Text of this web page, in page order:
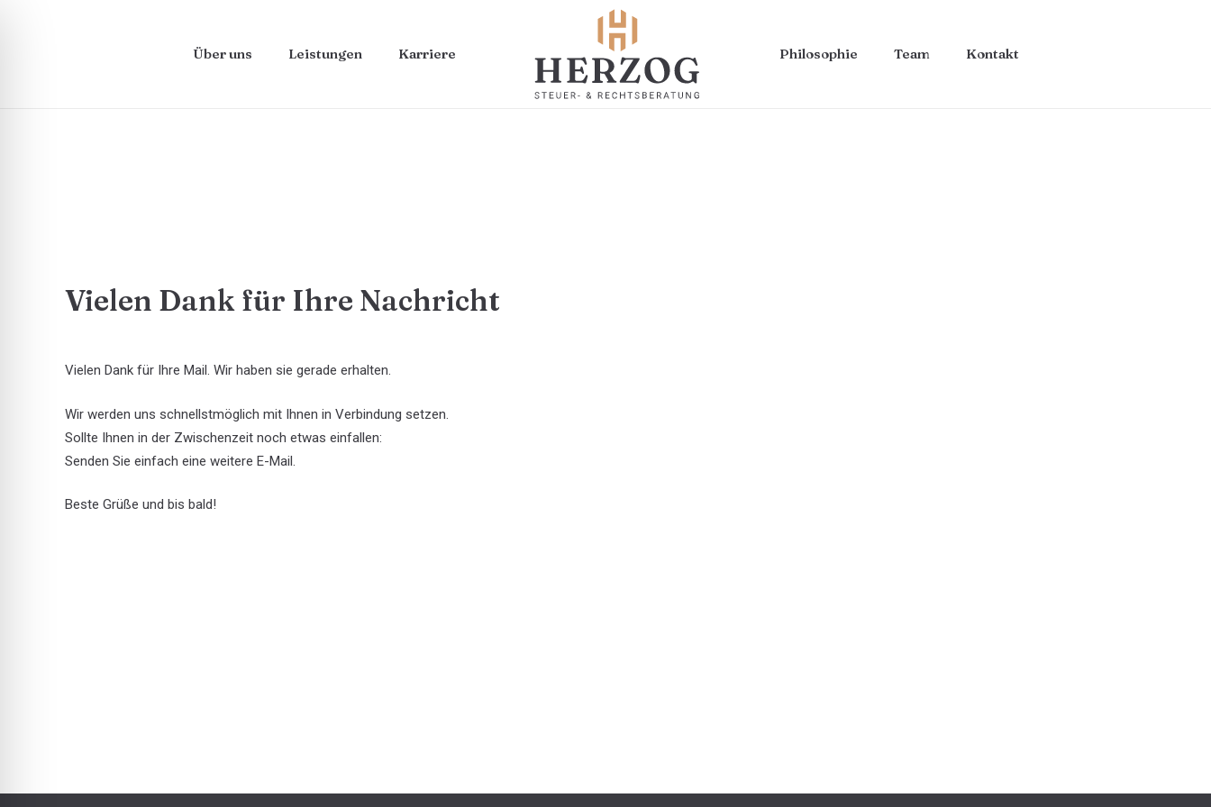
Über uns Leistungen Karriere Philosophie Team Kontakt
Vielen Dank für Ihre Nachricht
Vielen Dank für Ihre Mail. Wir haben sie gerade erhalten.
Wir werden uns schnellstmöglich mit Ihnen in Verbindung setzen.
Sollte Ihnen in der Zwischenzeit noch etwas einfallen:
Senden Sie einfach eine weitere E-Mail.
Beste Grüße und bis bald!